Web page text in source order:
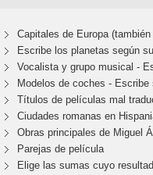
Capitales de Europa
Escribe los planetas según
Vocalista y grupo musical -
Modelos de coches - Escribe
Títulos de películas mal
Ciudades romanas en
Obras principales de Miguel
Parejas de película
Elige las sumas cuyo